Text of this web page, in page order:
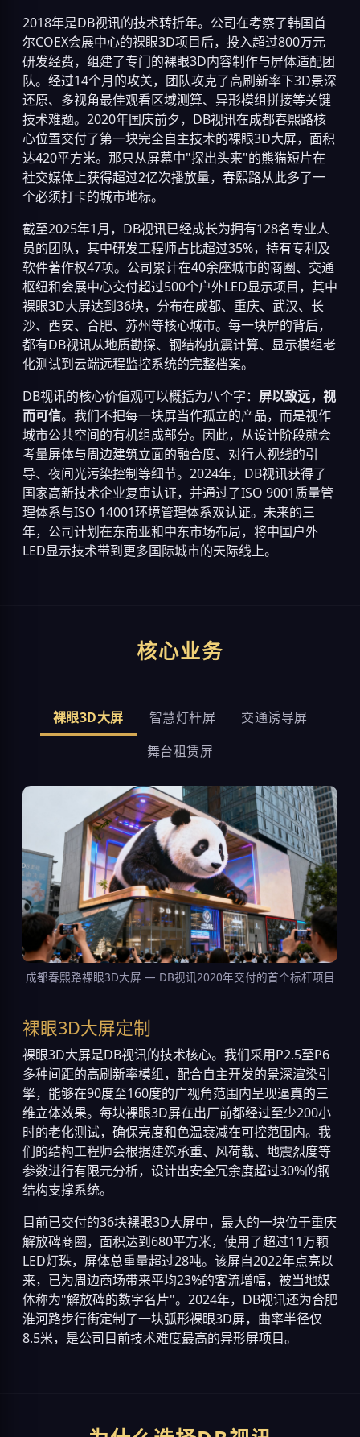
2018年是DB视讯的技术转折年。公司在考察了韩国首
尔COEX会展中心的裸眼3D项目后，投入超过800万元
研发经费，组建了专门的裸眼3D内容制作与屏体适配团
队。经过14个月的攻关，团队攻克了高刷新率下3D景深
还原、多视角最佳观看区域测算、异形模组拼接等关键
技术难题。2020年国庆前夕，DB视讯在成都春熙路核
心位置交付了第一块完全自主技术的裸眼3D大屏，面积
达420平方米。那只从屏幕中"探出头来"的熊猫短片在
社交媒体上获得超过2亿次播放量，春熙路从此多了一
个必须打卡的城市地标。
截至2025年1月，DB视讯已经成长为拥有128名专业人
员的团队，其中研发工程师占比超过35%，持有专利及
软件著作权47项。公司累计在40余座城市的商圈、交通
枢纽和会展中心交付超过500个户外LED显示项目，其中
裸眼3D大屏达到36块，分布在成都、重庆、武汉、长
沙、西安、合肥、苏州等核心城市。每一块屏的背后，
都有DB视讯从地质勘探、钢结构抗震计算、显示模组老
化测试到云端远程监控系统的完整档案。
DB视讯的核心价值观可以概括为八个字： 屏以致远，视
而可信。我们不把每一块屏当作孤立的产品，而是视作
城市公共空间的有机组成部分。因此，从设计阶段就会
考量屏体与周边建筑立面的融合度、对行人视线的引
导、夜间光污染控制等细节。2024年，DB视讯获得了
国家高新技术企业复审认证，并通过了ISO 9001质量管
理体系与ISO 14001环境管理体系双认证。未来的三
年，公司计划在东南亚和中东市场布局，将中国户外
LED显示技术带到更多国际城市的天际线上。
核心业务
裸眼3D大屏 智慧灯杆屏
交通诱导屏
舞台租赁屏
成都春熙路裸眼3D大屏 — DB视讯2020年交付的首个标杆项目
裸眼3D大屏定制
裸眼3D大屏是DB视讯的技术核心。我们采用P2.5至P6
多种间距的高刷新率模组，配合自主开发的景深渲染引
擎，能够在90度至160度的广视角范围内呈现逼真的三
维立体效果。每块裸眼3D屏在出厂前都经过至少200小
时的老化测试，确保亮度和色温衰减在可控范围内。我
们的结构工程师会根据建筑承重、风荷载、地震烈度等
参数进行有限元分析，设计出安全冗余度超过30%的钢
结构支撑系统。
目前已交付的36块裸眼3D大屏中，最大的一块位于重庆
解放碑商圈，面积达到680平方米，使用了超过11万颗
LED灯珠，屏体总重量超过28吨。该屏自2022年点亮以
来，已为周边商场带来平均23%的客流增幅，被当地媒
体称为"解放碑的数字名片"。2024年，DB视讯还为合肥
淮河路步行街定制了一块弧形裸眼3D屏，曲率半径仅
8.5米，是公司目前技术难度最高的异形屏项目。